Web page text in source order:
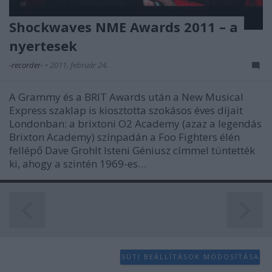
Shockwaves NME Awards 2011 – a
nyertesek
-recorder- • 2011. február 24.
A Grammy és a BRIT Awards után a New Musical
Express szaklap is kiosztotta szokásos éves díjait
Londonban: a brixtoni O2 Academy (azaz a legendás
Brixton Academy) színpadán a Foo Fighters élén
fellépő Dave Grohlt Isteni Géniusz címmel tüntették
ki, ahogy a szintén 1969-es…
SÜTI BEÁLLÍTÁSOK MÓDOSÍTÁSA